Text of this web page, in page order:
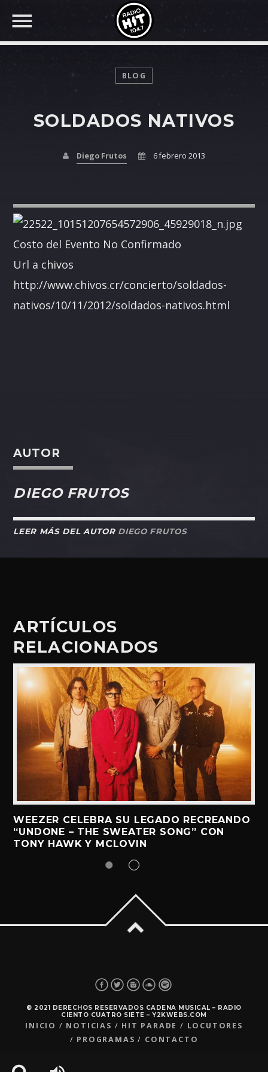
Facebook
BLOG
SOLDADOS NATIVOS
Diego Frutos 6 febrero 2013
Costo del Evento No Confirmado
Url a chivos
http://www.chivos.cr/concierto/soldados-
nativos/10/11/2012/soldados-nativos.html
AUTOR
DIEGO FRUTOS
LEER MÁS DEL AUTOR DIEGO FRUTOS
ARTÍCULOS
RELACIONADOS
WEEZER CELEBRA SU LEGADO RECREANDO
“UNDONE – THE SWEATER SONG” CON
TONY HAWK Y MCLOVIN
© 2021 DERECHOS RESERVADOS CADENA MUSICAL – RADIO
CIENTO CUATRO SIETE – Y2KWEBS.COM
INICIO NOTICIAS HIT PARADE
LOCUTORES
PROGRAMAS
CONTACTO